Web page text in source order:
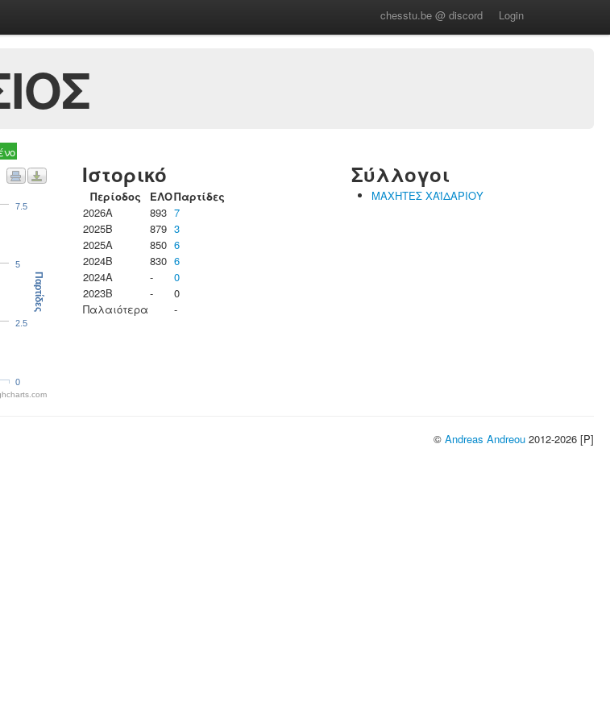
chesstu.be @ discord Login
0
2.5
5
7.5
Παρτίδες
Ιστορικό
Περίοδος ΕΛΟΠαρτίδες
2026A
893 7
2025B
879 3
2025A
850 6
2024B
830 6
2024A
-
0
2023B
-
0
Παλαιότερα
-
Σύλλογοι
ΜΑΧΗΤΕΣ ΧΑΪΔΑΡΙΟΥ
© Andreas Andreou 2012-2026 [P]